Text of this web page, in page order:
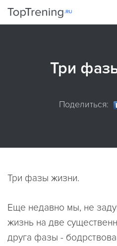
Три
Поделиться:
Три фазы жизни.
Еще недавно мы, не
жизнь на две
друга фазы -